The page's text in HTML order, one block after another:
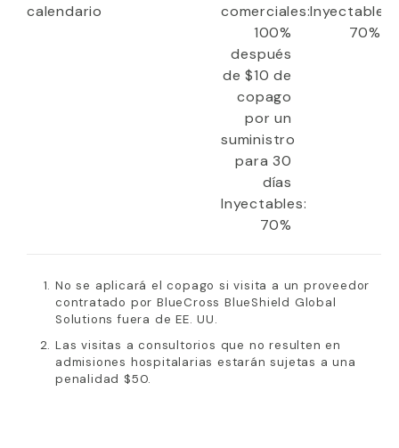
calendario
comerciales:
100%
después
de $10 de
copago
por un
suministro
para 30
días
Inyectables:
70%
Inyectable:
70%
No se aplicará el copago si visita a un proveedor
contratado por BlueCross BlueShield Global
Solutions fuera de EE. UU.
Las visitas a consultorios que no resulten en
admisiones hospitalarias estarán sujetas a una
penalidad $50.